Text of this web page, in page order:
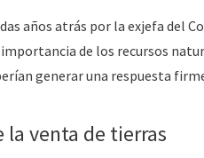
años atrás por la exjefa del
de los recursos
generar una respuesta
la venta de tierras